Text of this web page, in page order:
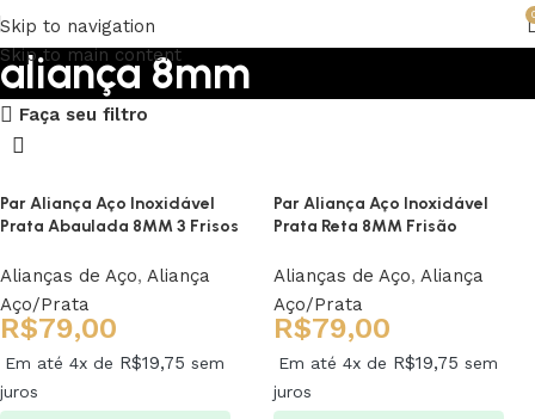
Skip to navigation
Skip to main content
aliança 8mm
Shop Now
Faça seu filtro
Par Aliança Aço Inoxidável
Prata Abaulada 8MM 3 Frisos
Alianças de Aço, Aliança
Aço/Prata
R$79,00
Em até 4x de R$19,75 sem
juros
Par Aliança Aço Inoxidável
Prata Reta 8MM Frisão
Alianças de Aço, Aliança
Aço/Prata
R$79,00
Em até 4x de R$19,75 sem
juros